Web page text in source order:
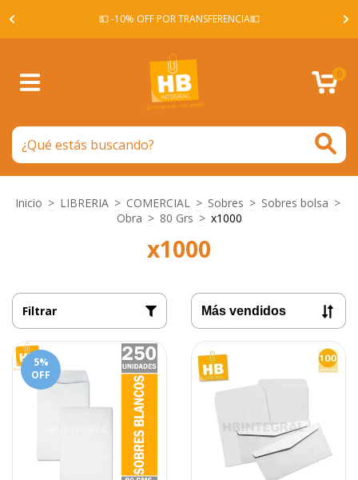
💵 -10% OFF POR TRANSFERENCIA💵
0
Inicio > LIBRERIA > COMERCIAL > Sobres > Sobres bolsa >
Obra > 80 Grs > x1000
x1000
Filtrar
5%
OFF